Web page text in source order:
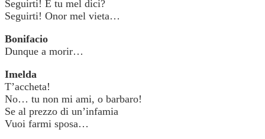
Seguirti! E tu mel dici?
Seguirti! Onor mel vieta…
Bonifacio
Dunque a morir…
Imelda
T’accheta!
No… tu non mi ami, o barbaro!
Se al prezzo di un’infamia
Vuoi farmi sposa…